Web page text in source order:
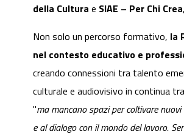
della Cultura e SIAE – Per Chi Crea
Non solo un percorso formativo, la
nel contesto educativo e
creando connessioni tra talento
culturale e audiovisivo in continua
"ma mancano spazi per coltivare
e al dialogo con il mondo del lavoro.